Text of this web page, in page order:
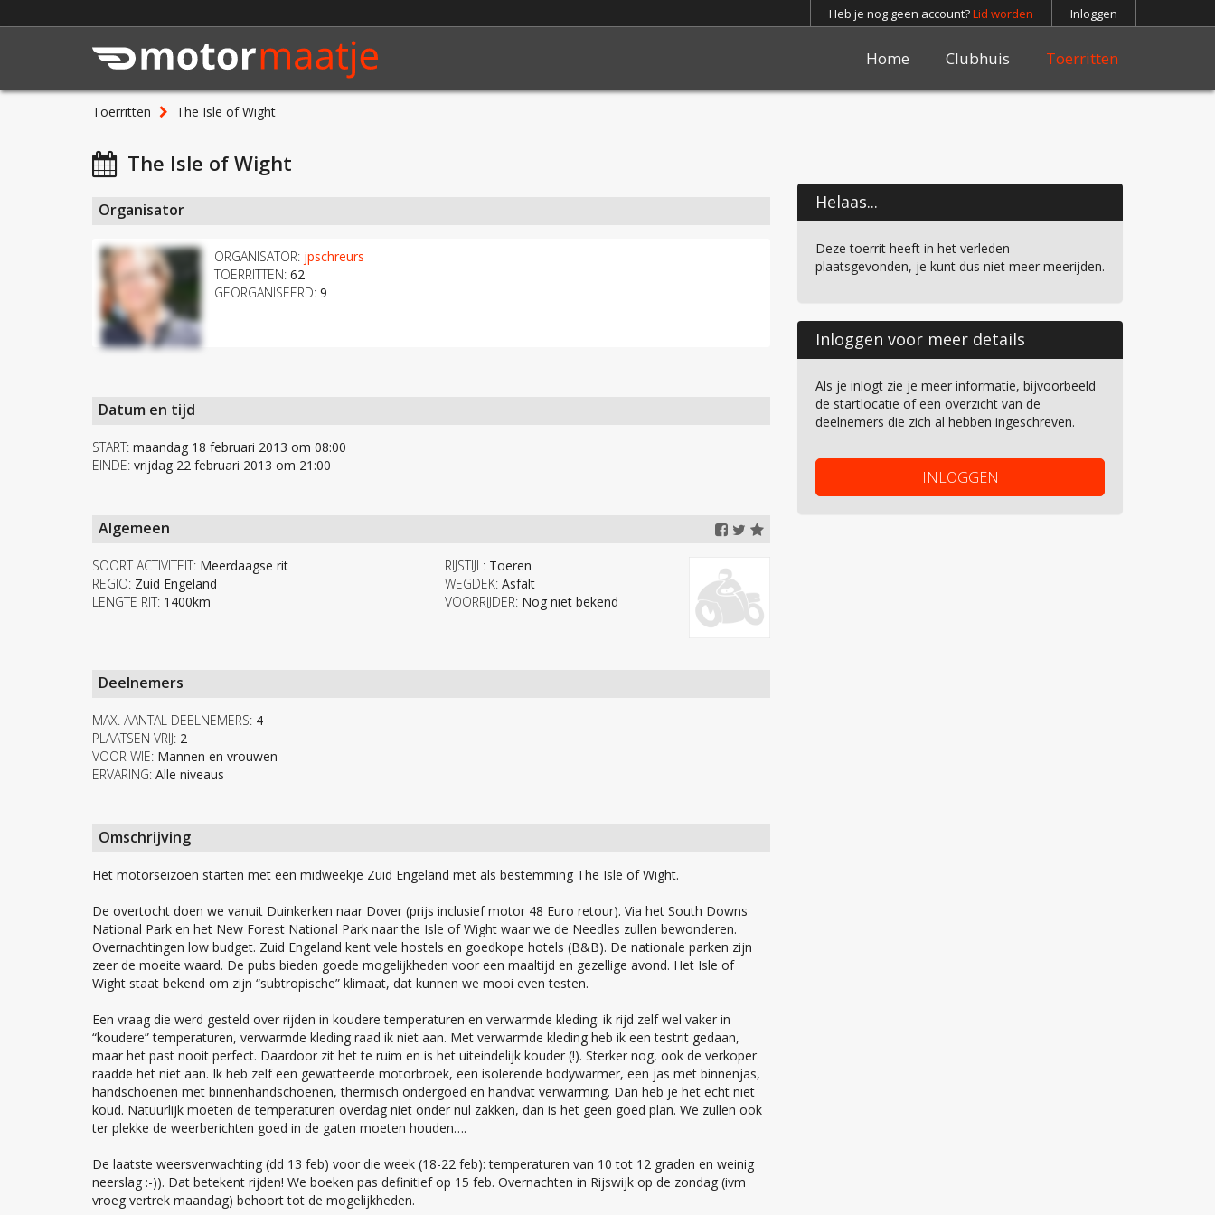
Heb je nog geen account?Lid worden Inloggen
Home Clubhuis Toerritten
Toerritten The Isle of Wight
The Isle of Wight
Helaas...
Deze toerrit heeft in het verleden
plaatsgevonden, je kunt dus niet meer meerijden.
Inloggen voor meer details
Als je inlogt zie je meer informatie, bijvoorbeeld
de startlocatie of een overzicht van de
deelnemers die zich al hebben ingeschreven.
INLOGGEN
Organisator
ORGANISATOR: jpschreurs
TOERRITTEN: 62
GEORGANISEERD: 9
Datum en tijd
START: maandag 18 februari 2013 om 08:00
EINDE: vrijdag 22 februari 2013 om 21:00
Algemeen
SOORT ACTIVITEIT: Meerdaagse rit
REGIO: Zuid Engeland
LENGTE RIT: 1400km
RIJSTIJL: Toeren
WEGDEK: Asfalt
VOORRIJDER: Nog niet bekend
Deelnemers
MAX. AANTAL DEELNEMERS: 4
PLAATSEN VRIJ: 2
VOOR WIE: Mannen en vrouwen
ERVARING: Alle niveaus
Omschrijving
Het motorseizoen starten met een midweekje Zuid Engeland met als bestemming The Isle of Wight.
De overtocht doen we vanuit Duinkerken naar Dover (prijs inclusief motor 48 Euro retour). Via het South Downs
National Park en het New Forest National Park naar the Isle of Wight waar we de Needles zullen bewonderen.
Overnachtingen low budget. Zuid Engeland kent vele hostels en goedkope hotels (B&B). De nationale parken zijn
zeer de moeite waard. De pubs bieden goede mogelijkheden voor een maaltijd en gezellige avond. Het Isle of
Wight staat bekend om zijn “subtropische” klimaat, dat kunnen we mooi even testen.
Een vraag die werd gesteld over rijden in koudere temperaturen en verwarmde kleding: ik rijd zelf wel vaker in
“koudere” temperaturen, verwarmde kleding raad ik niet aan. Met verwarmde kleding heb ik een testrit gedaan,
maar het past nooit perfect. Daardoor zit het te ruim en is het uiteindelijk kouder (!). Sterker nog, ook de verkoper
raadde het niet aan. Ik heb zelf een gewatteerde motorbroek, een isolerende bodywarmer, een jas met binnenjas,
handschoenen met binnenhandschoenen, thermisch ondergoed en handvat verwarming. Dan heb je het echt niet
koud. Natuurlijk moeten de temperaturen overdag niet onder nul zakken, dan is het geen goed plan. We zullen ook
ter plekke de weerberichten goed in de gaten moeten houden….
De laatste weersverwachting (dd 13 feb) voor die week (18-22 feb): temperaturen van 10 tot 12 graden en weinig
neerslag :-)). Dat betekent rijden! We boeken pas definitief op 15 feb. Overnachten in Rijswijk op de zondag (ivm
vroeg vertrek maandag) behoort tot de mogelijkheden.